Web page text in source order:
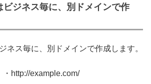
ビジネス毎に、別ドメインで作
ネス毎に、別ドメインで作成します。
・http://example.com/